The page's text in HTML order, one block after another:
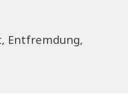
Ent­frem­dung,